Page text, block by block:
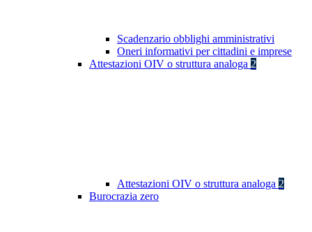
Scadenzario obblighi amministrativi
Oneri informativi per cittadini e imprese
Attestazioni OIV o struttura analoga 2
Attestazioni OIV o struttura analoga 2
Burocrazia zero